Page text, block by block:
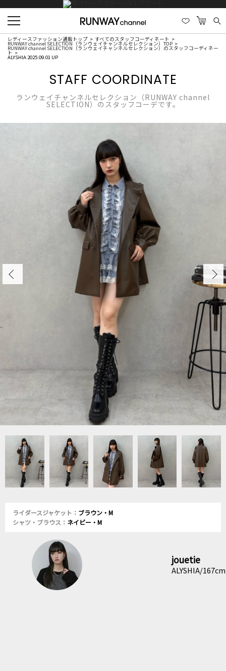
レディースファッション通販トップ すべてのスタッフコーディネート
RUNWAY channel SELECTION（ランウェイチャンネルセレクション）TOP
RUNWAY channel SELECTION（ランウェイチャンネルセレクション）のスタッフコーディネー
ト
ALYSHIA 2025.09.01 UP
STAFF COORDINATE
ランウェイチャンネルセレクション（RUNWAY channel
SELECTION）のスタッフコーデです。
ライダースジャケット： ブラウン・M
シャツ・ブラウス： ネイビー・M
jouetie
ALYSHIA/167cm